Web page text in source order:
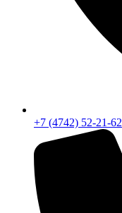
+7 (4742) 52-21-62